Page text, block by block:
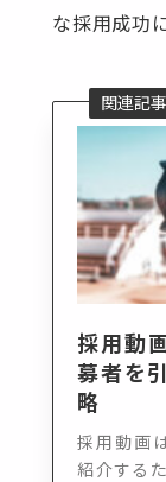
な採用成功
採用動
募者を
略
採用動画
紹介する